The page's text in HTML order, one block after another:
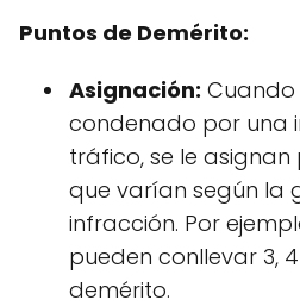
Puntos de Demérito:
Asignación:
condenado por una
tráfico, se le
que varían según la
infracción. Por
pueden conllevar 3,
demérito.